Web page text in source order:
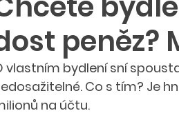
peněz?
vlastním bydlení sní
Co s tím? Je
na účtu.